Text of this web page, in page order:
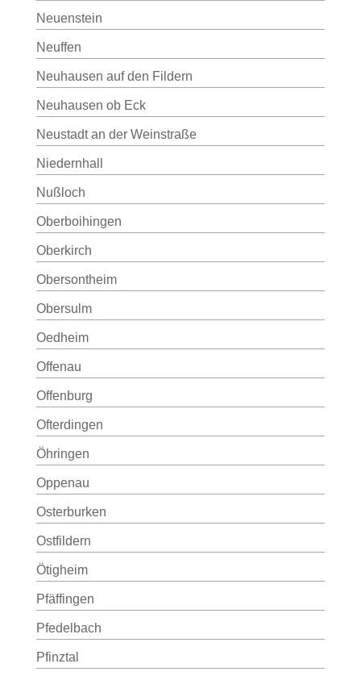
Neuenstein
Neuffen
Neuhausen auf den Fildern
Neuhausen ob Eck
Neustadt an der Weinstraße
Niedernhall
Nußloch
Oberboihingen
Oberkirch
Obersontheim
Obersulm
Oedheim
Offenau
Offenburg
Ofterdingen
Öhringen
Oppenau
Osterburken
Ostfildern
Ötigheim
Pfäffingen
Pfedelbach
Pfinztal